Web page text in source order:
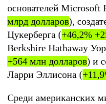
основателей Microsoft
млрд долларов),
Цукерберга (+46,2%
Berkshire Hathaway
+564 млн долларов) и
Ларри Эллисона (
Среди американских